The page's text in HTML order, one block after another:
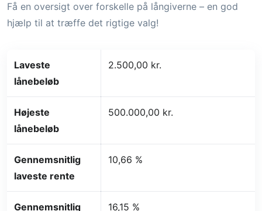
Få en oversigt over forskelle på långiverne – en god
hjælp til at træffe det rigtige valg!
Laveste
lånebeløb
2.500,00 kr.
Højeste
lånebeløb
500.000,00 kr.
Gennemsnitlig
laveste rente
10,66 %
Gennemsnitlig
16,15 %